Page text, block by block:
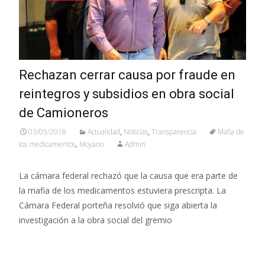
Rechazan cerrar causa por fraude en
reintegros y subsidios en obra social
de Camioneros
03/05/2018 Actualidad, Noticias, Transparencia
Mafia de
los medicamentos, Moyano Admin
La cámara federal rechazó que la causa que era parte de
la mafia de los medicamentos estuviera prescripta. La
Cámara Federal porteña resolvió que siga abierta la
investigación a la obra social del gremio